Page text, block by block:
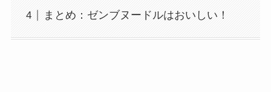
まとめ：ゼンブヌードルはおいしい！